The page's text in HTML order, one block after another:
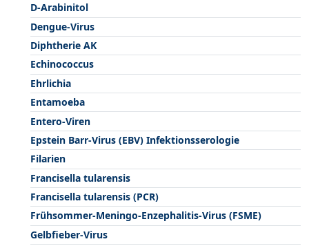
D-Arabinitol
Dengue-Virus
Diphtherie AK
Echinococcus
Ehrlichia
Entamoeba
Entero-Viren
Epstein Barr-Virus (EBV) Infektionsserologie
Filarien
Francisella tularensis
Francisella tularensis (PCR)
Frühsommer-Meningo-Enzephalitis-Virus (FSME)
Gelbfieber-Virus